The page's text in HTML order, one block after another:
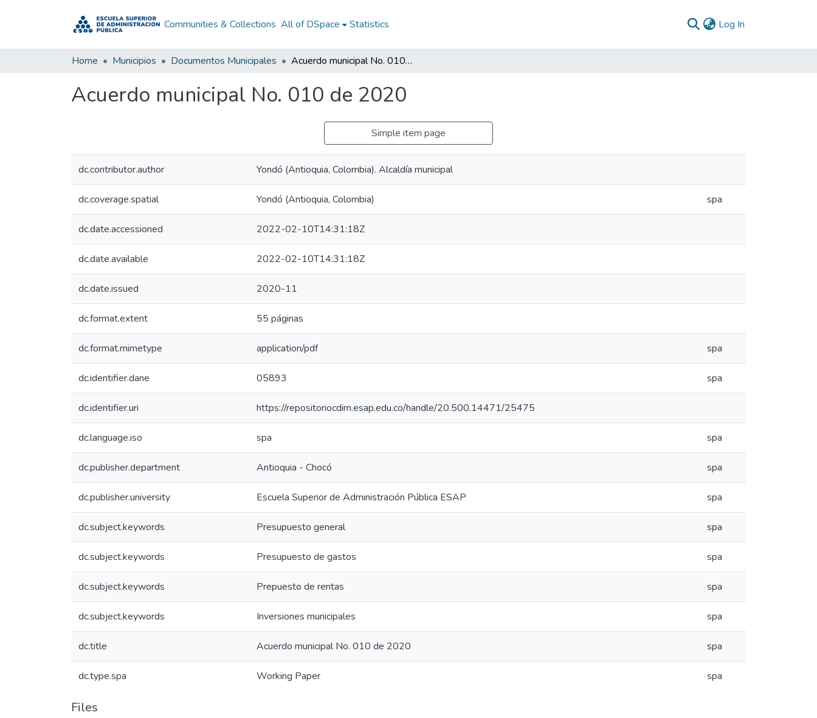
Communities & Collections All of DSpace Statistics Log In
Home Municipios Documentos Municipales Acuerdo municipal No. 010 de 2020
Acuerdo municipal No. 010 de 2020
Simple item page
dc.contributor.author Yondó (Antioquia, Colombia). Alcaldía municipal
dc.coverage.spatial Yondó (Antioquia, Colombia) spa
dc.date.accessioned 2022-02-10T14:31:18Z
dc.date.available 2022-02-10T14:31:18Z
dc.date.issued 2020-11
dc.format.extent 55 páginas
dc.format.mimetype application/pdf spa
dc.identifier.dane 05893 spa
dc.identifier.uri https://repositoriocdim.esap.edu.co/handle/20.500.14471/25475
dc.language.iso spa spa
dc.publisher.department Antioquia - Chocó spa
dc.publisher.university Escuela Superior de Administración Pública ESAP spa
dc.subject.keywords Presupuesto general spa
dc.subject.keywords Presupuesto de gastos spa
dc.subject.keywords Prepuesto de rentas spa
dc.subject.keywords Inversiones municipales spa
dc.title Acuerdo municipal No. 010 de 2020 spa
dc.type.spa Working Paper spa
Files